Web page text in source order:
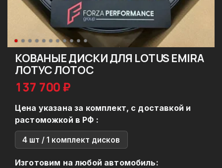
КОВАНЫЕ ДИСКИ ДЛЯ LOTUS EMIRA
ЛОТУС ЛОТОС
137 700 ₽
Цена указана за комплект, с доставкой и
растоможкой в РФ :
4 шт / 1 комплект дисков
Изготовим на любой автомобиль: